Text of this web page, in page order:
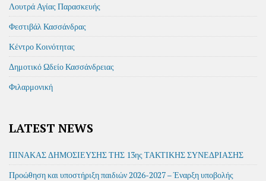
Λουτρά Αγίας Παρασκευής
Φεστιβάλ Κασσάνδρας
Κέντρο Κοινότητας
Δημοτικό Ωδείο Κασσάνδρειας
Φιλαρμονική
LATEST NEWS
ΠΙΝΑΚΑΣ ΔΗΜΟΣΙΕΥΣΗΣ ΤΗΣ 13ης ΤΑΚΤΙΚΗΣ ΣΥΝΕΔΡΙΑΣΗΣ
Προώθηση και υποστήριξη παιδιών 2026-2027 – Έναρξη υποβολής